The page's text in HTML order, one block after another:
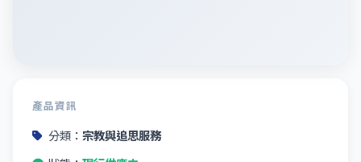
產品資訊
分類： 宗教與追思服務